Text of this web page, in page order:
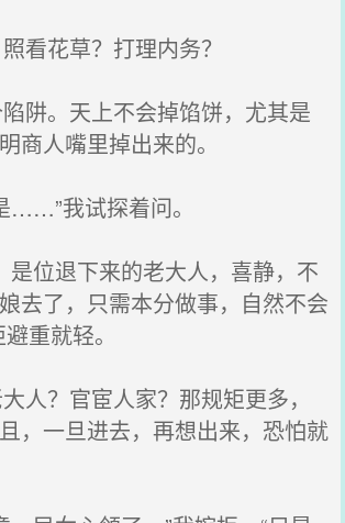
看花草？打理内务？
阱。天上不会掉馅饼，尤其是
商人嘴里掉出来的。
我试探着问。
位退下来的老大人，喜静，不
去了，只需本分做事，自然不会
重就轻。
人？官宦人家？那规矩更多，
，一旦进去，再想出来，恐怕就